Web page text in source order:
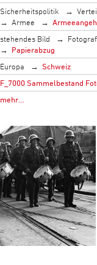
Sicherheitspolitik
Armee
stehendes Bild
Papierabzug
Europa
Schweiz
F_7000 Sammelbestand
mehr…